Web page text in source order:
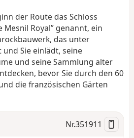
der Route das Schloss
Mesnil Royal” genannt, ein
das unter
Sie einlädt, seine
und seine Sammlung alter
bevor Sie durch den 60
die französischen Gärten
Nr.351911